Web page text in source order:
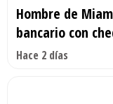
Hombre de
bancario con
Hace 2 días